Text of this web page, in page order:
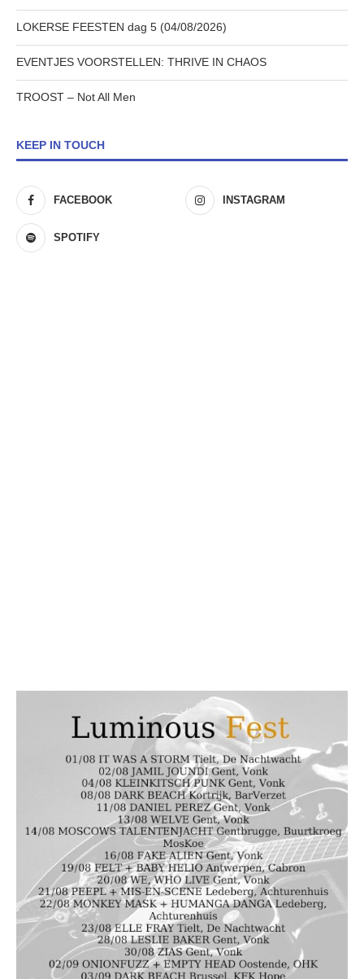
LOKERSE FEESTEN dag 5 (04/08/2026)
EVENTJES VOORSTELLEN: THRIVE IN CHAOS
TROOST – Not All Men
KEEP IN TOUCH
FACEBOOK INSTAGRAM
SPOTIFY